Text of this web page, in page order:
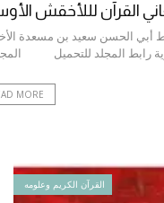
القرآن لللأخقش
أبي الحسن سعيد بن مسعدة
MORE
القرآن الكريم وعلومه